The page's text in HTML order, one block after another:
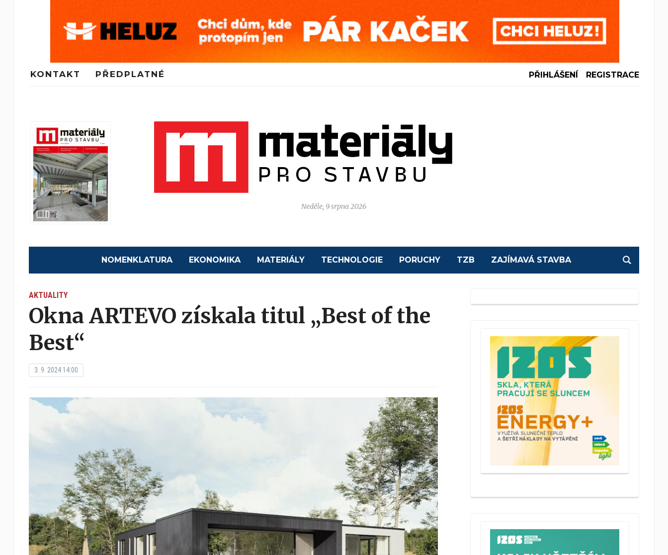
KONTAKT PŘEDPLATNÉ PŘIHLÁŠENÍ REGISTRACE
Neděle, 9 srpna 2026
NOMENKLATURA EKONOMIKA MATERIÁLY TECHNOLOGIE PORUCHY TZB ZAJÍMAVÁ STAVBA
AKTUALITY
Okna ARTEVO získala titul „Best of the
Best“
3. 9. 2024 14:00